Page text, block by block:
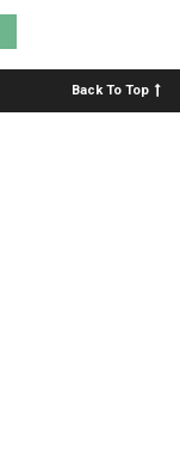
Back To Top